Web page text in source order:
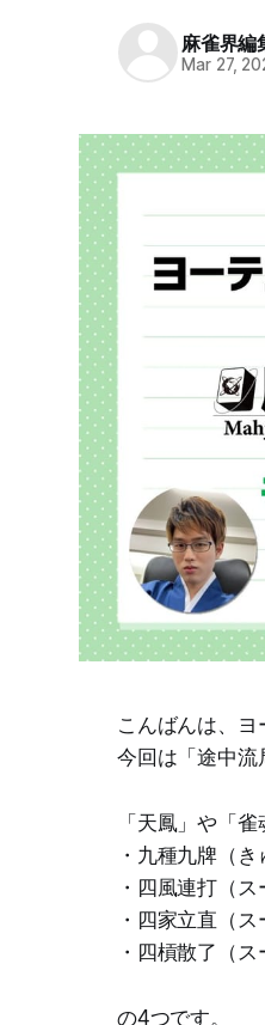
麻雀界編
Mar 27,
こんばんは、ヨ
今回は「途中流
「天鳳」や「
・九種九牌（き
・四風連打（ス
・四家立直（ス
・四槓散了（
の4つです。